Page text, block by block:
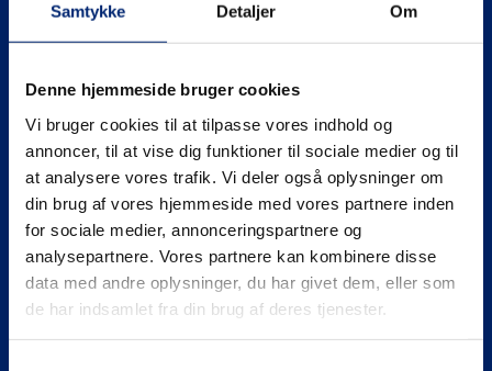
Samtykke Detaljer Om
Denne hjemmeside bruger cookies
Vi bruger cookies til at tilpasse vores indhold og
annoncer, til at vise dig funktioner til sociale medier og til
at analysere vores trafik. Vi deler også oplysninger om
din brug af vores hjemmeside med vores partnere inden
for sociale medier, annonceringspartnere og
analysepartnere. Vores partnere kan kombinere disse
data med andre oplysninger, du har givet dem, eller som
de har indsamlet fra din brug af deres tjenester.
euc@eucnordvest.dk
CVR nr.: 3930 1016
Se mere på
Gymnasiale uddannelser (HHX | HTX)
Erhvervsuddannelser (EUD | EUX)